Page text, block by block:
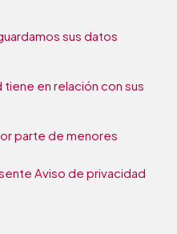
sus datos
en relación con sus
parte de menores
Aviso de privacidad